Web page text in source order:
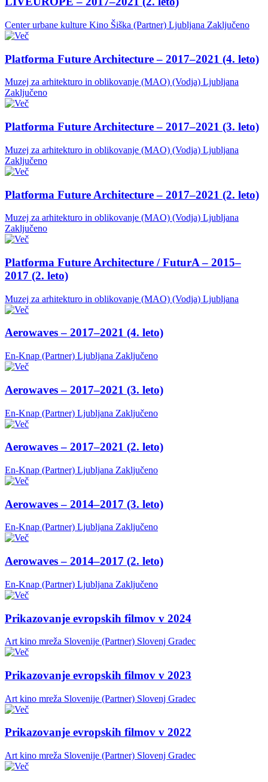
Center urbane kulture Kino Šiška (Partner) Ljubljana Zaključeno
Platforma Future Architecture – 2017–2021 (4. leto)
Muzej za arhitekturo in oblikovanje (MAO) (Vodja) Ljubljana
Zaključeno
Platforma Future Architecture – 2017–2021 (3. leto)
Muzej za arhitekturo in oblikovanje (MAO) (Vodja) Ljubljana
Zaključeno
Platforma Future Architecture – 2017–2021 (2. leto)
Muzej za arhitekturo in oblikovanje (MAO) (Vodja) Ljubljana
Zaključeno
Platforma Future Architecture / FuturA – 2015–
2017 (2. leto)
Muzej za arhitekturo in oblikovanje (MAO) (Vodja) Ljubljana
Aerowaves – 2017–2021 (4. leto)
En-Knap (Partner) Ljubljana Zaključeno
Aerowaves – 2017–2021 (3. leto)
En-Knap (Partner) Ljubljana Zaključeno
Aerowaves – 2017–2021 (2. leto)
En-Knap (Partner) Ljubljana Zaključeno
Aerowaves – 2014–2017 (3. leto)
En-Knap (Partner) Ljubljana Zaključeno
Aerowaves – 2014–2017 (2. leto)
En-Knap (Partner) Ljubljana Zaključeno
Prikazovanje evropskih filmov v 2024
Art kino mreža Slovenije (Partner) Slovenj Gradec
Prikazovanje evropskih filmov v 2023
Art kino mreža Slovenije (Partner) Slovenj Gradec
Prikazovanje evropskih filmov v 2022
Art kino mreža Slovenije (Partner) Slovenj Gradec